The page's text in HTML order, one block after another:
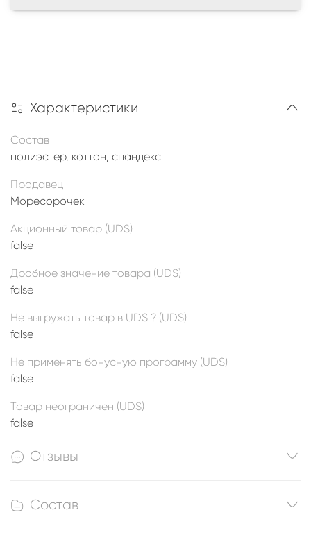
Характеристики
Состав
полиэстер, коттон, спандекс
Продавец
Моресорочек
Акционный товар (UDS)
false
Дробное значение товара (UDS)
false
Не выгружать товар в UDS ? (UDS)
false
Не применять бонусную программу (UDS)
false
Товар неограничен (UDS)
false
Отзывы
Состав